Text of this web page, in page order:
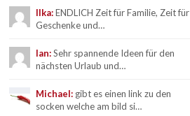
Ilka:ENDLICH Zeit für Familie, Zeit für
Geschenke und…
Ian:Sehr spannende Ideen für den
nächsten Urlaub und…
Michael: gibt es einen link zu den
socken welche am bild si…